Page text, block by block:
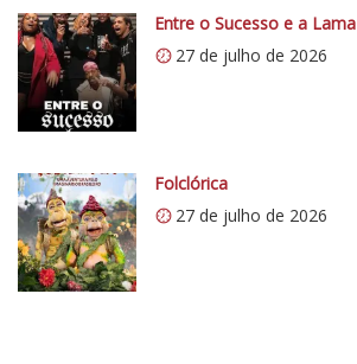
0
.
w
p
.
o
m
/
v
e
Entre o Sucesso e a Lama
27 de julho de 2026
Folclórica
27 de julho de 2026